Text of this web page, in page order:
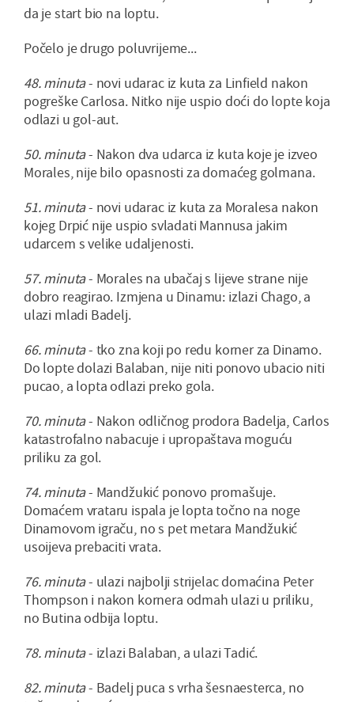
da je start bio na loptu.
Počelo je drugo poluvrijeme...
48. minuta- novi udarac iz kuta za Linfield nakon
pogreške Carlosa. Nitko nije uspio doći do lopte koja
odlazi u gol-aut.
50. minuta- Nakon dva udarca iz kuta koje je izveo
Morales, nije bilo opasnosti za domaćeg golmana.
51. minuta- novi udarac iz kuta za Moralesa nakon
kojeg Drpić nije uspio svladati Mannusa jakim
udarcem s velike udaljenosti.
57. minuta- Morales na ubačaj s lijeve strane nije
dobro reagirao. Izmjena u Dinamu: izlazi Chago, a
ulazi mladi Badelj.
66. minuta- tko zna koji po redu korner za Dinamo.
Do lopte dolazi Balaban, nije niti ponovo ubacio niti
pucao, a lopta odlazi preko gola.
70. minuta- Nakon odličnog prodora Badelja, Carlos
katastrofalno nabacuje i upropaštava moguću
priliku za gol.
74. minuta- Mandžukić ponovo promašuje.
Domaćem vrataru ispala je lopta točno na noge
Dinamovom igraču, no s pet metara Mandžukić
usoijeva prebaciti vrata.
76. minuta- ulazi najbolji strijelac domaćina Peter
Thompson i nakon kornera odmah ulazi u priliku,
no Butina odbija loptu.
78. minuta- izlazi Balaban, a ulazi Tadić.
82. minuta- Badelj puca s vrha šesnaesterca, no